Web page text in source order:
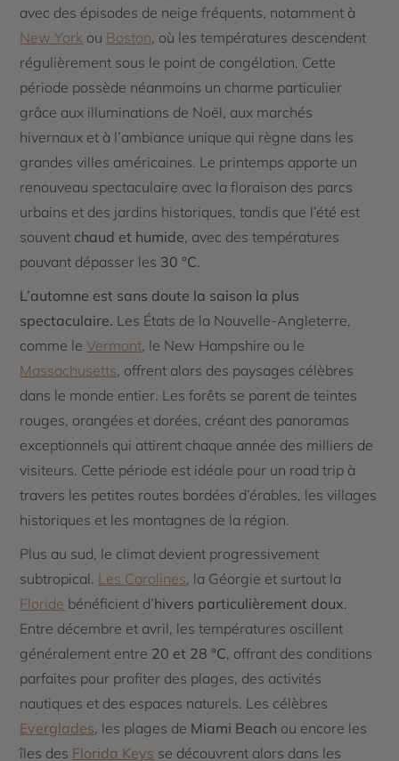
avec des épisodes de neige fréquents, notamment à
New York ou Boston, où les températures descendent
régulièrement sous le point de congélation. Cette
période possède néanmoins un charme particulier
grâce aux illuminations de Noël, aux marchés
hivernaux et à l’ambiance unique qui règne dans les
grandes villes américaines. Le printemps apporte un
renouveau spectaculaire avec la floraison des parcs
urbains et des jardins historiques, tandis que l’été est
souvent chaud et humide, avec des températures
pouvant dépasser les 30 °C.
L’automne est sans doute la saison la plus
spectaculaire. Les États de la Nouvelle-Angleterre,
comme leVermont, le New Hampshire ou le
Massachusetts, offrent alors des paysages célèbres
dans le monde entier. Les forêts se parent de teintes
rouges, orangées et dorées, créant des panoramas
exceptionnels qui attirent chaque année des milliers de
visiteurs. Cette période est idéale pour un road trip à
travers les petites routes bordées d’érables, les villages
historiques et les montagnes de la région.
Plus au sud, le climat devient progressivement
subtropical. Les Carolines, la Géorgie et surtout la
Floride bénéficient d’hivers particulièrement doux.
Entre décembre et avril, les températures oscillent
généralement entre 20 et 28 °C, offrant des conditions
parfaites pour profiter des plages, des activités
nautiques et des espaces naturels. Les célèbres
Everglades, les plages de Miami Beach ou encore les
îles des Florida Keys se découvrent alors dans les